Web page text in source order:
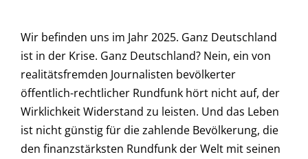
Wir befinden uns im Jahr 2025. Ganz Deutschland
ist in der Krise. Ganz Deutschland? Nein, ein von
realitätsfremden Journalisten bevölkerter
öffentlich-rechtlicher Rundfunk hört nicht auf, der
Wirklichkeit Widerstand zu leisten. Und das Leben
ist nicht günstig für die zahlende Bevölkerung, die
den finanzstärksten Rundfunk der Welt mit seinen